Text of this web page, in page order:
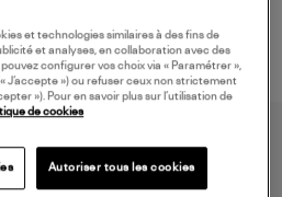
et technologies similaires à des fins de
et analyses, en collaboration avec des
configurer vos choix via « Paramétrer »,
J’accepte ») ou refuser ceux non strictement
»). Pour en savoir plus sur l’utilisation de
de cookies
Autoriser tous les cookies